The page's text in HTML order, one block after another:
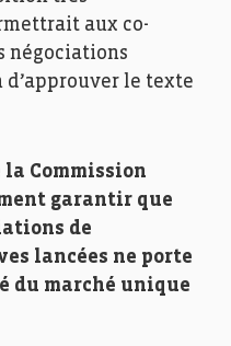
aux co-
négociations
le texte
Commission
garantir que
de
lancées ne porte
du marché unique